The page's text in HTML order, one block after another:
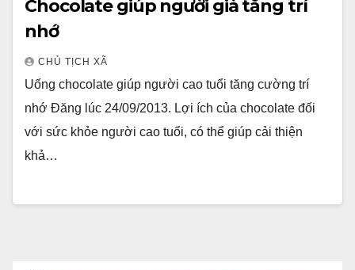
Chocolate giúp người già tăng trí
nhớ
CHỦ TỊCH XÃ
Uống chocolate giúp người cao tuổi tăng cường trí
nhớ Đăng lúc 24/09/2013. Lợi ích của chocolate đối
với sức khỏe người cao tuổi, có thể giúp cải thiện
khả…